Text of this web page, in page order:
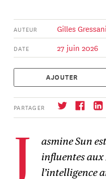
AUTEUR Gilles Gressani
DATE 27 juin 2026
AJOUTER
PARTAGER
S'abonner
J
asmine Sun
influentes
l’intelligence